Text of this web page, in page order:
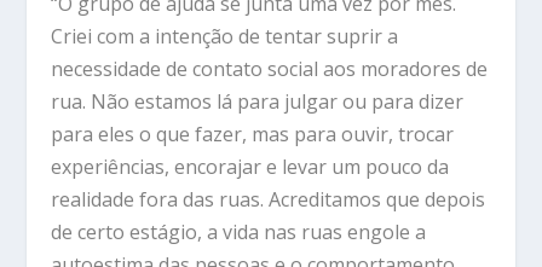
Criei com a intenção de tentar suprir a
necessidade de contato social aos moradores de
rua. Não estamos lá para julgar ou para dizer
para eles o que fazer, mas para ouvir, trocar
experiências, encorajar e levar um pouco da
realidade fora das ruas. Acreditamos que depois
de certo estágio, a vida nas ruas engole a